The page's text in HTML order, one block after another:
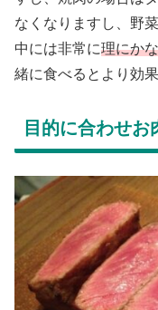
なくなりますし、野
中には非常に理にか
緒に食べるとより効
目的に合わせお